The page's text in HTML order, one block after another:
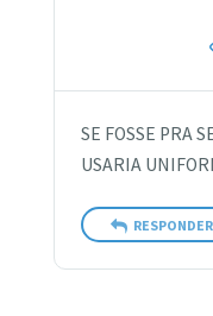
SE FOSSE PRA
USARIA
RESPONDER